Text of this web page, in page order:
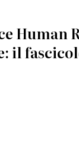
Human
il